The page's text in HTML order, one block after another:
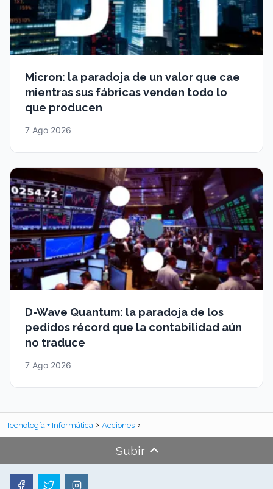
Micron: la paradoja de un valor que cae
mientras sus fábricas venden todo lo
que producen
7 Ago 2026
D-Wave Quantum: la paradoja de los
pedidos récord que la contabilidad aún
no traduce
7 Ago 2026
Tecnología + Informática Acciones
Subir